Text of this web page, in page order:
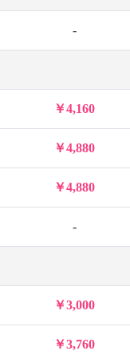
-
￥4,160
￥4,880
￥4,880
-
￥3,000
￥3,760